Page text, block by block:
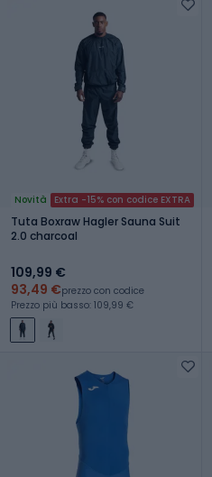
Novità Extra -15% con codice EXTRA
Tuta Boxraw Hagler Sauna Suit
2.0 charcoal
109,99 €
93,49 €prezzo con codice
Prezzo più basso: 109,99 €